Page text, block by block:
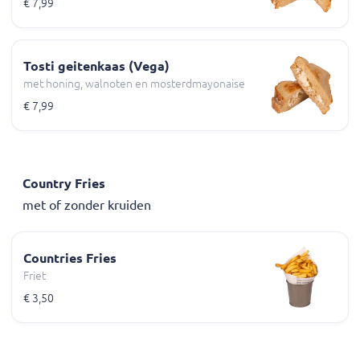
€ 7,99
Tosti geitenkaas (Vega)
met honing, walnoten en mosterdmayonaise
€ 7,99
Country Fries
met of zonder kruiden
Countries Fries
Friet
€ 3,50